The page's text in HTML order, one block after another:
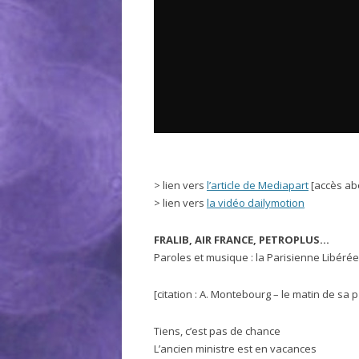
> lien vers l’article de Mediapart[accès
> lien vers la vidéo dailymotion
FRALIB, AIR FRANCE, PETROPLUS…
Paroles et musique : la Parisienne Libérée
[citation : A. Montebourg – le matin de sa
Tiens, c’est pas de chance
L’ancien ministre est en vacances